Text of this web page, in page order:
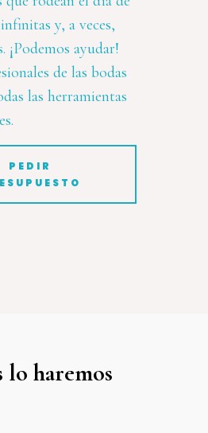
y, a veces,
¡Podemos ayudar!
de las bodas
las herramientas
PEDIR
lo haremos